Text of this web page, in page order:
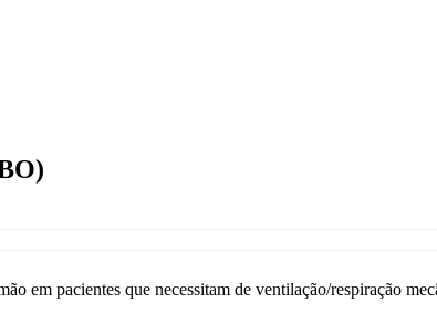
em pacientes que necessitam de ventilação/respiração